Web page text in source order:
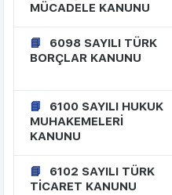
MÜCADELE KANUNU
6098 SAYILI TÜRK
BORÇLAR KANUNU
6100 SAYILI HUKUK
MUHAKEMELERİ
KANUNU
6102 SAYILI TÜRK
TİCARET KANUNU